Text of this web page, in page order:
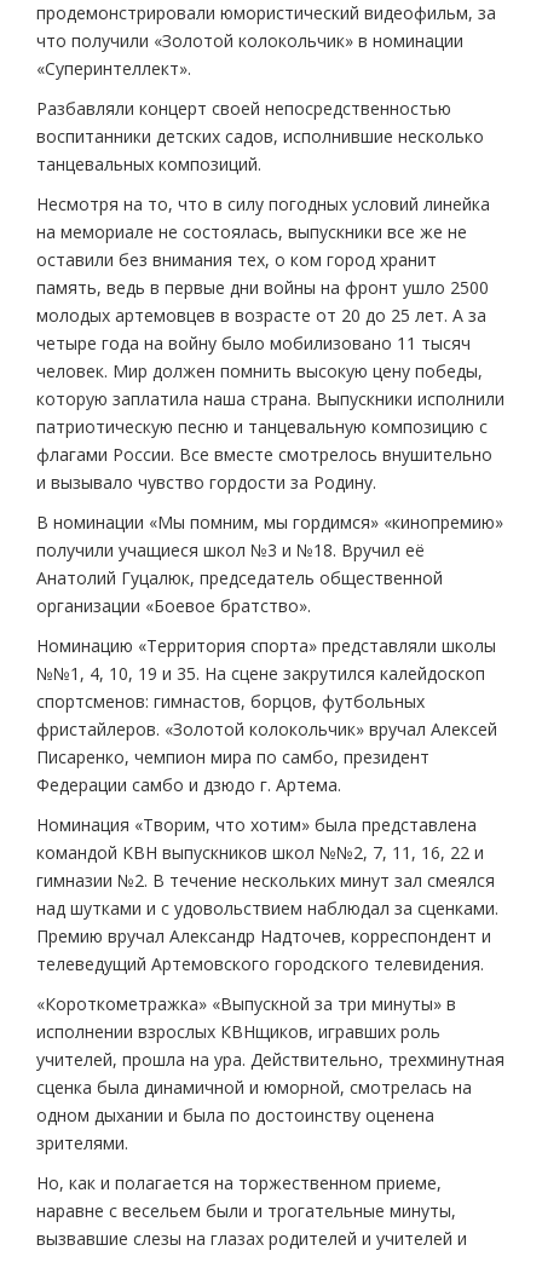
продемонстрировали юмористический видеофильм, за
что получили «Золотой колокольчик» в номинации
«Суперинтеллект».
Разбавляли концерт своей непосредственностью
воспитанники детских садов, исполнившие несколько
танцевальных композиций.
Несмотря на то, что в силу погодных условий линейка
на мемориале не состоялась, выпускники все же не
оставили без внимания тех, о ком город хранит
память, ведь в первые дни войны на фронт ушло 2500
молодых артемовцев в возрасте от 20 до 25 лет. А за
четыре года на войну было мобилизовано 11 тысяч
человек. Мир должен помнить высокую цену победы,
которую заплатила наша страна. Выпускники исполнили
патриотическую песню и танцевальную композицию с
флагами России. Все вместе смотрелось внушительно
и вызывало чувство гордости за Родину.
В номинации «Мы помним, мы гордимся» «кинопремию»
получили учащиеся школ №3 и №18. Вручил её
Анатолий Гуцалюк, председатель общественной
организации «Боевое братство».
Номинацию «Территория спорта» представляли школы
№№1, 4, 10, 19 и 35. На сцене закрутился калейдоскоп
спортсменов: гимнастов, борцов, футбольных
фристайлеров. «Золотой колокольчик» вручал Алексей
Писаренко, чемпион мира по самбо, президент
Федерации самбо и дзюдо г. Артема.
Номинация «Творим, что хотим» была представлена
командой КВН выпускников школ №№2, 7, 11, 16, 22 и
гимназии №2. В течение нескольких минут зал смеялся
над шутками и с удовольствием наблюдал за сценками.
Премию вручал Александр Надточев, корреспондент и
телеведущий Артемовского городского телевидения.
«Короткометражка» «Выпускной за три минуты» в
исполнении взрослых КВНщиков, игравших роль
учителей, прошла на ура. Действительно, трехминутная
сценка была динамичной и юморной, смотрелась на
одном дыхании и была по достоинству оценена
зрителями.
Но, как и полагается на торжественном приеме,
наравне с весельем были и трогательные минуты,
вызвавшие слезы на глазах родителей и учителей и